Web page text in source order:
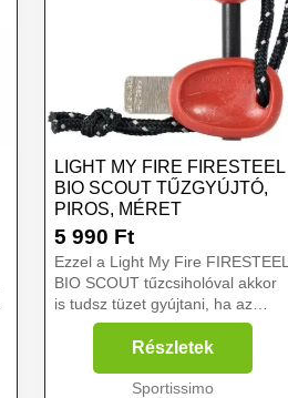
LIGHT MY FIRE FIRESTEEL
BIO SCOUT TŰZGYÚJTÓ,
PIROS, MÉRET
5 990 Ft
Ezzel a Light My Fire FIRESTEEL
BIO SCOUT tűzcsiholóval akkor
is tudsz tüzet gyújtani, ha az
eszköz nedves. Svédországban
készült, bio alapú műanyagból.
Beépített vészsíppal is
rendelkezik....
Részletek
Sportissimo